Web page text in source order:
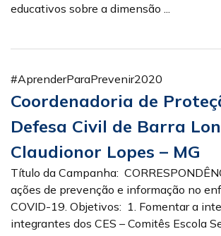
educativos sobre a dimensão ...
#AprenderParaPrevenir2020
Coordenadoria de
Defesa Civil de Barra
Claudionor Lopes – MG
Título da Campanha:
ações de prevenção e informação no
COVID-19. Objetivos: 1. Fomentar a
integrantes dos CES – Comitês Escola